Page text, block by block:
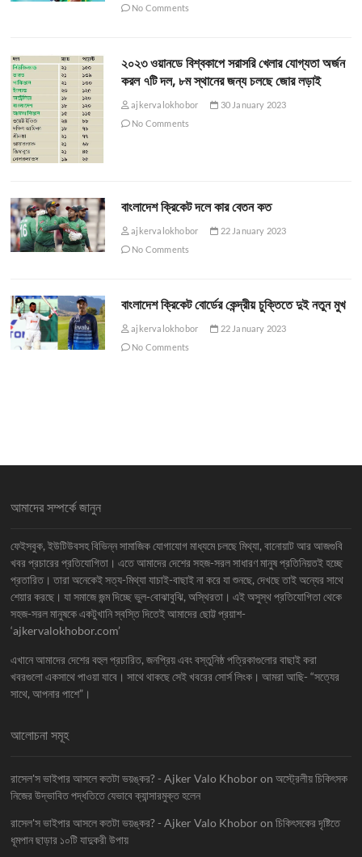
No Comments
২০২৩ ওয়ানডে বিশ্বকাপে সরাসরি খেলার যোগ্যতা অর্জন
করল ৭টি দল, ৮ম স্থানের জন্য চলছে জোর লড়াই
ajkervalokhobor
30 January 2023
No Comments
বাংলাদেশ ক্রিকেট দলে কার বেতন কত
ajkervalokhobor
22 January 2023
No Comments
বাংলাদেশ ক্রিকেট বোর্ডের কেন্দ্রীয় চুক্তিতে দুই নতুন মুখ
ajkervalokhobor
22 January 2023
No Comments
আমাদের সম্পর্কে জানুন
ফেইসবুক, ইউটিউবসহ বিভিন্ন সামাজিক যোগাযোগ মাধ্যমে চলছে মিথ্যা, বানোয়াট আর আজগুবি
খবর প্রচারের প্রতিযোগিতা। এতে আমাদের দেশের সহজ-সরল সাধারণ মানুষ প্রতিনিয়তই হচ্ছে
প্রতারিত। তারা অনেকেই সত্য-মিথ্যা যাচাই-বাছাই না করে যা শুনছে, দেখছে তাই অন্যের সাথে
শেয়ার করছে। যা সমাজে জন্ম দিচ্ছে ভুল-বোঝাবুঝি, অস্থিরতা। এই অসুস্থ প্রতিযোগিতা থেকে
সহজ-সরল মানুষকে একটুখানি স্বস্তি দিতেই আমাদের ছোট্ট প্রয়াশ-
‘ajkervalokhobor.com’
এখানে আমাদের দেশের বহুল প্রচারিত, জনপ্রিয় এবং বস্তুনিষ্ঠ পত্রিকাগুলোর বাছাই করা
খবরগুলো একসাথে পাওয়া যাবে। সাথে থাকছে সেই খবরের সোর্স লিংক। আমরা আছি- “সত্যের
সাথে, আপনার পাশে”।
আলোচনা সমূহ
রাসেল'স ভাইপার আসলে কতটা ভয়ঙ্কর? - Ajker Valo Khobor onঅস্ট্রেলীয় চিকিৎসক
নিজের উদ্ভাবিত পদ্ধতিতে যেভাবে ক্যান্সারমুক্ত হলেন
রাসেল'স ভাইপার আসলে কতটা ভয়ঙ্কর? - Ajker Valo Khobor onচিকিৎসকের দৃষ্টিতে
ধূমপান ছাড়ার ১০টি যাদুকরী উপায়